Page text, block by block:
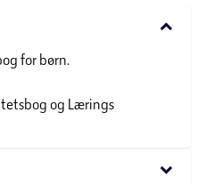
keyboard_arrow_down
for børn.
og Lærings
keyboard_arrow_down